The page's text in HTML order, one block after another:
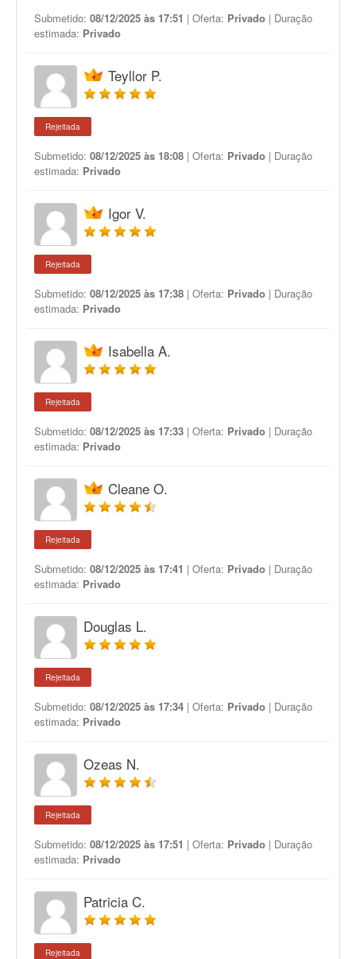
Submetido: 08/12/2025 às 17:51 | Oferta: Privado | Duração
estimada: Privado
Teyllor P.
Rejeitada
Submetido: 08/12/2025 às 18:08 | Oferta: Privado | Duração
estimada: Privado
Igor V.
Rejeitada
Submetido: 08/12/2025 às 17:38 | Oferta: Privado | Duração
estimada: Privado
Isabella A.
Rejeitada
Submetido: 08/12/2025 às 17:33 | Oferta: Privado | Duração
estimada: Privado
Cleane O.
Rejeitada
Submetido: 08/12/2025 às 17:41 | Oferta: Privado | Duração
estimada: Privado
Douglas L.
Rejeitada
Submetido: 08/12/2025 às 17:34 | Oferta: Privado | Duração
estimada: Privado
Ozeas N.
Rejeitada
Submetido: 08/12/2025 às 17:51 | Oferta: Privado | Duração
estimada: Privado
Patricia C.
Rejeitada